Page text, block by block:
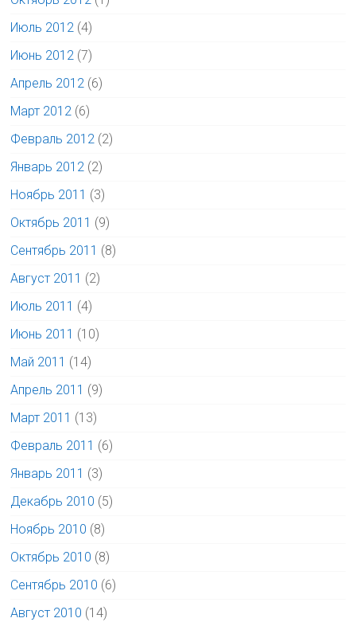
Июль 2012 (4)
Июнь 2012 (7)
Апрель 2012 (6)
Март 2012 (6)
Февраль 2012 (2)
Январь 2012 (2)
Ноябрь 2011 (3)
Октябрь 2011 (9)
Сентябрь 2011 (8)
Август 2011 (2)
Июль 2011 (4)
Июнь 2011 (10)
Май 2011 (14)
Апрель 2011 (9)
Март 2011 (13)
Февраль 2011 (6)
Январь 2011 (3)
Декабрь 2010 (5)
Ноябрь 2010 (8)
Октябрь 2010 (8)
Сентябрь 2010 (6)
Август 2010 (14)